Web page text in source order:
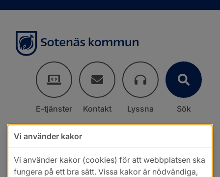
E-tjänster Kontakt Lyssna Sök
Vi använder kakor
Vi använder kakor (cookies) för att webbplatsen ska
fungera på ett bra sätt. Vissa kakor är nödvändiga,